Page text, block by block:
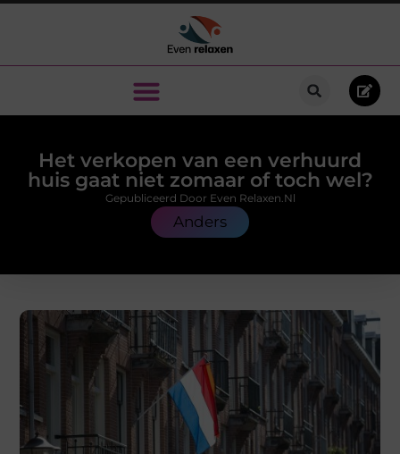
Het verkopen van een verhuurd
huis gaat niet zomaar of toch wel?
Anders
Gepubliceerd Door Even Relaxen.nl